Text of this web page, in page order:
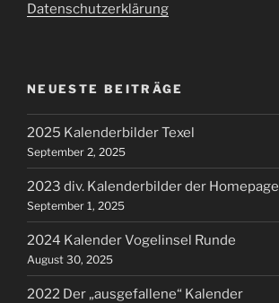
Datenschutzerklärung
NEUESTE BEITRÄGE
2025 Kalenderbilder Texel
September 2, 2025
2023 div. Kalenderbilder der Homepage
September 1, 2025
2024 Kalender Vogelinsel Runde
August 30, 2025
2022 Der „ausgefallene“ Kalender